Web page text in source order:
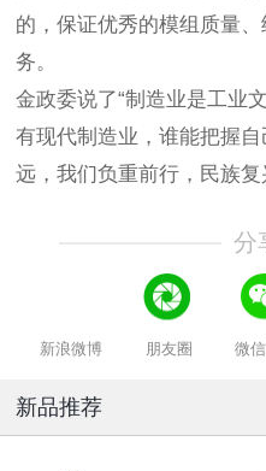
的，保证优秀的模组质量
务。
金政委说了“制造业是工业
有现代制造业，谁能把握
远，我们负重前行，民族复
分
新浪微博 朋友圈 微
新品推荐